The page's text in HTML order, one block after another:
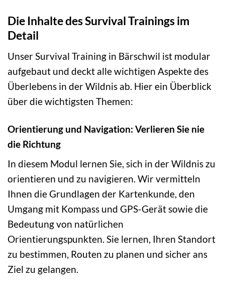
Die Inhalte des Survival Trainings im
Detail
Unser Survival Training in Bärschwil ist modular
aufgebaut und deckt alle wichtigen Aspekte des
Überlebens in der Wildnis ab. Hier ein Überblick
über die wichtigsten Themen:
Orientierung und Navigation: Verlieren Sie nie
die Richtung
In diesem Modul lernen Sie, sich in der Wildnis zu
orientieren und zu navigieren. Wir vermitteln
Ihnen die Grundlagen der Kartenkunde, den
Umgang mit Kompass und GPS-Gerät sowie die
Bedeutung von natürlichen
Orientierungspunkten. Sie lernen, Ihren Standort
zu bestimmen, Routen zu planen und sicher ans
Ziel zu gelangen.